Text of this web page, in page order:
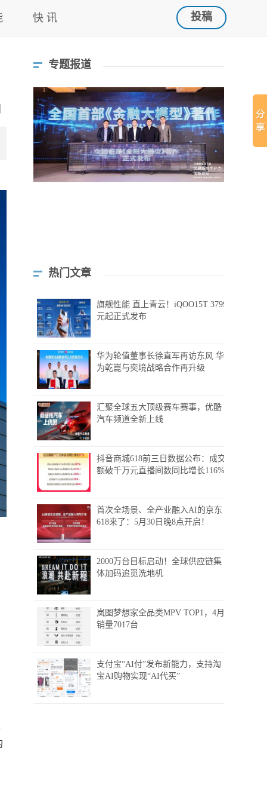
快 讯 投稿
专题报道
热门文章
旗舰性能 直上青云！iQOO15T 3799
元起正式发布
华为轮值董事长徐直军再访东风 华
为乾崑与奕境战略合作再升级
汇聚全球五大顶级赛车赛事，优酷
汽车频道全新上线
抖音商城618前三日数据公布：成交
额破千万元直播间数同比增长116%
首次全场景、全产业融入AI的京东
618来了：5月30日晚8点开启！
2000万台目标启动！全球供应链集
体加码追觅洗地机
岚图梦想家全品类MPV TOP1，4月
销量7017台
支付宝“AI付”发布新能力，支持淘
宝AI购物实现“AI代买”